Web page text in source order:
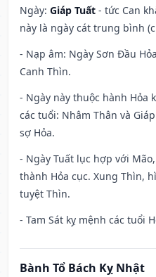
Ngày: Giáp Tuất - tức Can
này là ngày cát trung bình
- Nạp âm: Ngày Sơn Đầu
Canh Thìn.
- Ngày này thuộc hành Hỏa
các tuổi: Nhâm Thân và
sợ Hỏa.
- Ngày Tuất lục hợp với
thành Hỏa cục. Xung Thìn,
tuyệt Thìn.
- Tam Sát kỵ mệnh các tuổi
Bành Tổ Bách Kỵ Nhật